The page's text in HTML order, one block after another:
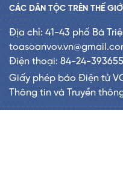
CÁC DÂN TỘC TRÊN THẾ
Địa chỉ: 41-43 phố Bà
Điện thoại: 84-24-
Giấy phép báo Điện tử
Thông tin và Truyền